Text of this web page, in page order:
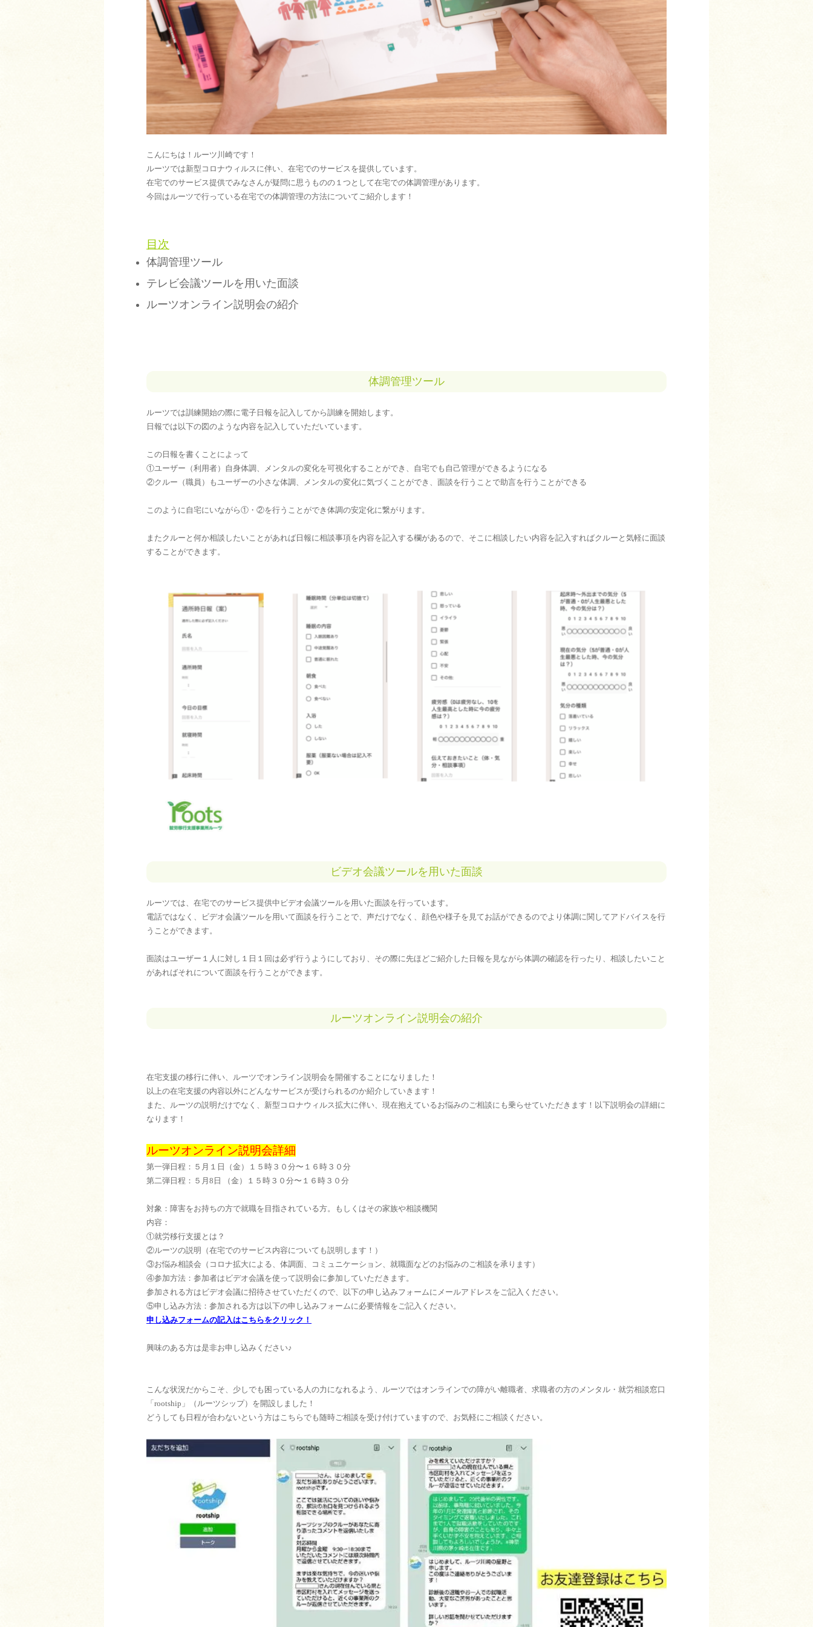
こんにちは！ルーツ川崎です！
ルーツでは新型コロナウィルスに伴い、在宅でのサービスを提供しています。
在宅でのサービス提供でみなさんが疑問に思うものの１つとして在宅での体調管理があります。
今回はルーツで行っている在宅での体調管理の方法についてご紹介します！
目次
体調管理ツール
テレビ会議ツールを用いた面談
ルーツオンライン説明会の紹介
体調管理ツール
ルーツでは訓練開始の際に電子日報を記入してから訓練を開始します。
日報では以下の図のような内容を記入していただいています。
この日報を書くことによって
①ユーザー（利用者）自身体調、メンタルの変化を可視化することができ、自宅でも自己管理ができるようになる
②クルー（職員）もユーザーの小さな体調、メンタルの変化に気づくことができ、面談を行うことで助言を行うことができる
このように自宅にいながら①・②を行うことができ体調の安定化に繋がります。
またクルーと何か相談したいことがあれば日報に相談事項を内容を記入する欄があるので、そこに相談したい内容を記入すればクルーと気軽に面談
することができます。
ビデオ会議ツールを用いた面談
ルーツでは、在宅でのサービス提供中ビデオ会議ツールを用いた面談を行っています。
電話ではなく、ビデオ会議ツールを用いて面談を行うことで、声だけでなく、顔色や様子を見てお話ができるのでより体調に関してアドバイスを行
うことができます。
面談はユーザー１人に対し１日１回は必ず行うようにしており、その際に先ほどご紹介した日報を見ながら体調の確認を行ったり、相談したいこと
があればそれについて面談を行うことができます。
ルーツオンライン説明会の紹介
在宅支援の移行に伴い、ルーツでオンライン説明会を開催することになりました！
以上の在宅支援の内容以外にどんなサービスが受けられるのか紹介していきます！
また、ルーツの説明だけでなく、新型コロナウィルス拡大に伴い、現在抱えているお悩みのご相談にも乗らせていただきます！以下説明会の詳細に
なります！
ルーツオンライン説明会詳細
第一弾日程：５月１日（金）１５時３０分〜１６時３０分
第二弾日程：５月8日 （金）１５時３０分〜１６時３０分
対象：障害をお持ちの方で就職を目指されている方。もしくはその家族や相談機関
内容：
①就労移行支援とは？
②ルーツの説明（在宅でのサービス内容についても説明します！）
③お悩み相談会（コロナ拡大による、体調面、コミュニケーション、就職面などのお悩みのご相談を承ります）
④参加方法：参加者はビデオ会議を使って説明会に参加していただきます。
参加される方はビデオ会議に招待させていただくので、以下の申し込みフォームにメールアドレスをご記入ください。
⑤申し込み方法：参加される方は以下の申し込みフォームに必要情報をご記入ください。
申し込みフォームの記入はこちらをクリック！
興味のある方は是非お申し込みください♪
こんな状況だからこそ、少しでも困っている人の力になれるよう、ルーツではオンラインでの障がい離職者、求職者の方のメンタル・就労相談窓口
「rootship」（ルーツシップ）を開設しました！
どうしても日程が合わないという方はこちらでも随時ご相談を受け付けていますので、お気軽にご相談ください。